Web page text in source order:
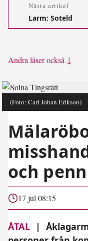
Nästa artikel
Larm: Soteld
Andra läser också ↓
(Foto: Carl Johan Erikson)
och
17 jul 08:15
ÅTAL |